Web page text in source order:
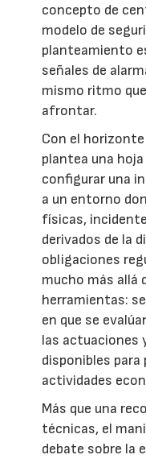
concepto de
modelo de
planteamiento
señales de
mismo ritmo
afrontar.
Con el
plantea una
configurar una
a un entorno
físicas,
derivados de la
obligaciones
mucho más allá
herramientas:
en que se
las actuaciones
disponibles
actividades
Más que una
técnicas, el
debate sobre la